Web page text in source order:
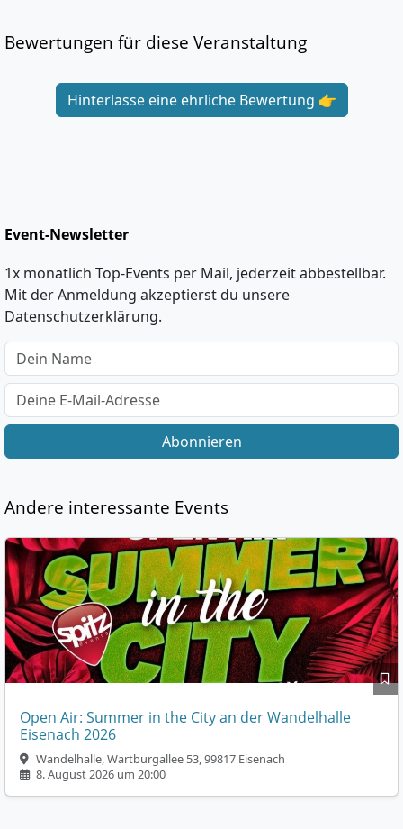
Bewertungen für diese Veranstaltung
Hinterlasse eine ehrliche Bewertung 👉
Event-Newsletter
1x monatlich Top-Events per Mail, jederzeit abbestellbar.
Mit der Anmeldung akzeptierst du unsere
Datenschutzerklärung.
Abonnieren
Andere interessante Events
Open Air: Summer in the City an der Wandelhalle
Eisenach 2026
Wandelhalle, Wartburgallee 53, 99817 Eisenach
8. August 2026 um 20:00